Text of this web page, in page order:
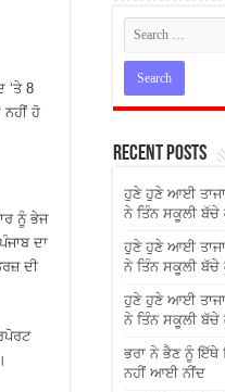
‘ਤੇ 8
ਹੋ
ਨੂੰ ਭੇਜ
ਦਾ
ਦੀ
Recent Posts
ਹੁਣੇ ਹੁਣੇ ਆਈ ਤਾਜਾ
ਨੇ ਤਿੰਨ ਸਕੂਲੀ
ਹੁਣੇ ਹੁਣੇ ਆਈ ਤਾਜਾ
ਨੇ ਤਿੰਨ ਸਕੂਲੀ
ਹੁਣੇ ਹੁਣੇ ਆਈ ਤਾਜਾ
ਨੇ ਤਿੰਨ ਸਕੂਲੀ
ਭਰਾ ਨੇ ਭੈਣ ਨੂੰ ਇੱਥੇ
ਨਹੀਂ ਆਈ ਨੀਂਦ